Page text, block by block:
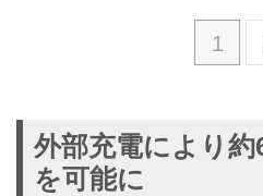
1
外部充電により
を可能に